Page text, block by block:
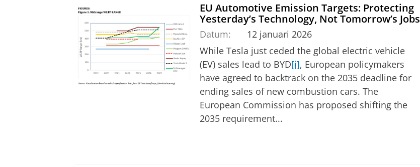
EU Automotive Emission Targets: Protecting
Yesterday’s Technology, Not Tomorrow’s Jobs
Datum:
12 januari 2026
While Tesla just ceded the global electric vehicle
(EV) sales lead to BYD[i], European policymakers
have agreed to backtrack on the 2035 deadline for
ending sales of new combustion cars. The
European Commission has proposed shifting the
2035 requirement...